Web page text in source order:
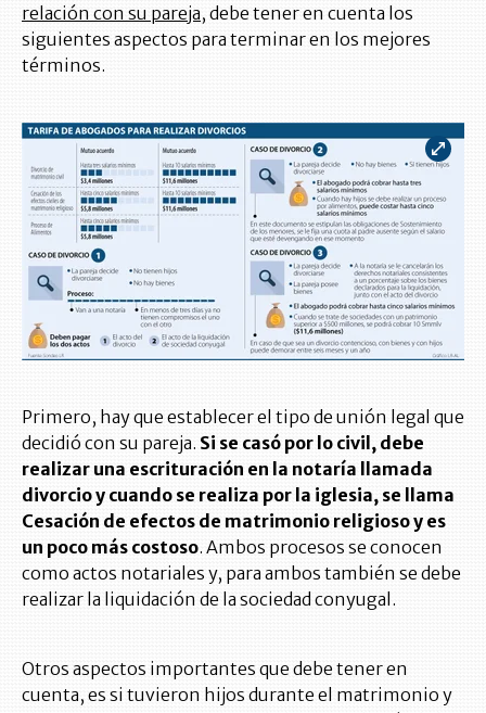
relación con su pareja, debe tener en cuenta los
siguientes aspectos para terminar en los mejores
términos.
Primero, hay que establecer el tipo de unión legal que
decidió con su pareja. Si se casó por lo civil, debe
realizar una escrituración en la notaría llamada
divorcio y cuando se realiza por la iglesia, se llama
Cesación de efectos de matrimonio religioso y es
un poco más costoso. Ambos procesos se conocen
como actos notariales y, para ambos también se debe
realizar la liquidación de la sociedad conyugal.
Otros aspectos importantes que debe tener en
cuenta, es si tuvieron hijos durante el matrimonio y